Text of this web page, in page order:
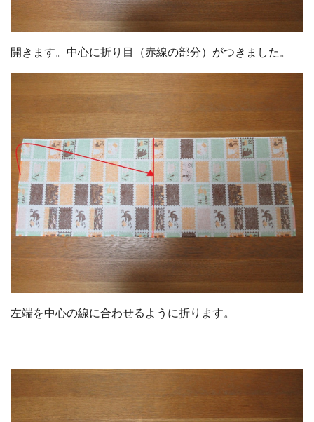
開きます。中心に折り目（赤線の部分）がつきました。
左端を中心の線に合わせるように折ります。